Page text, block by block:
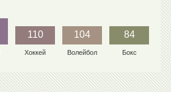
110
Хоккей
104
Волейбол
84
Бокс